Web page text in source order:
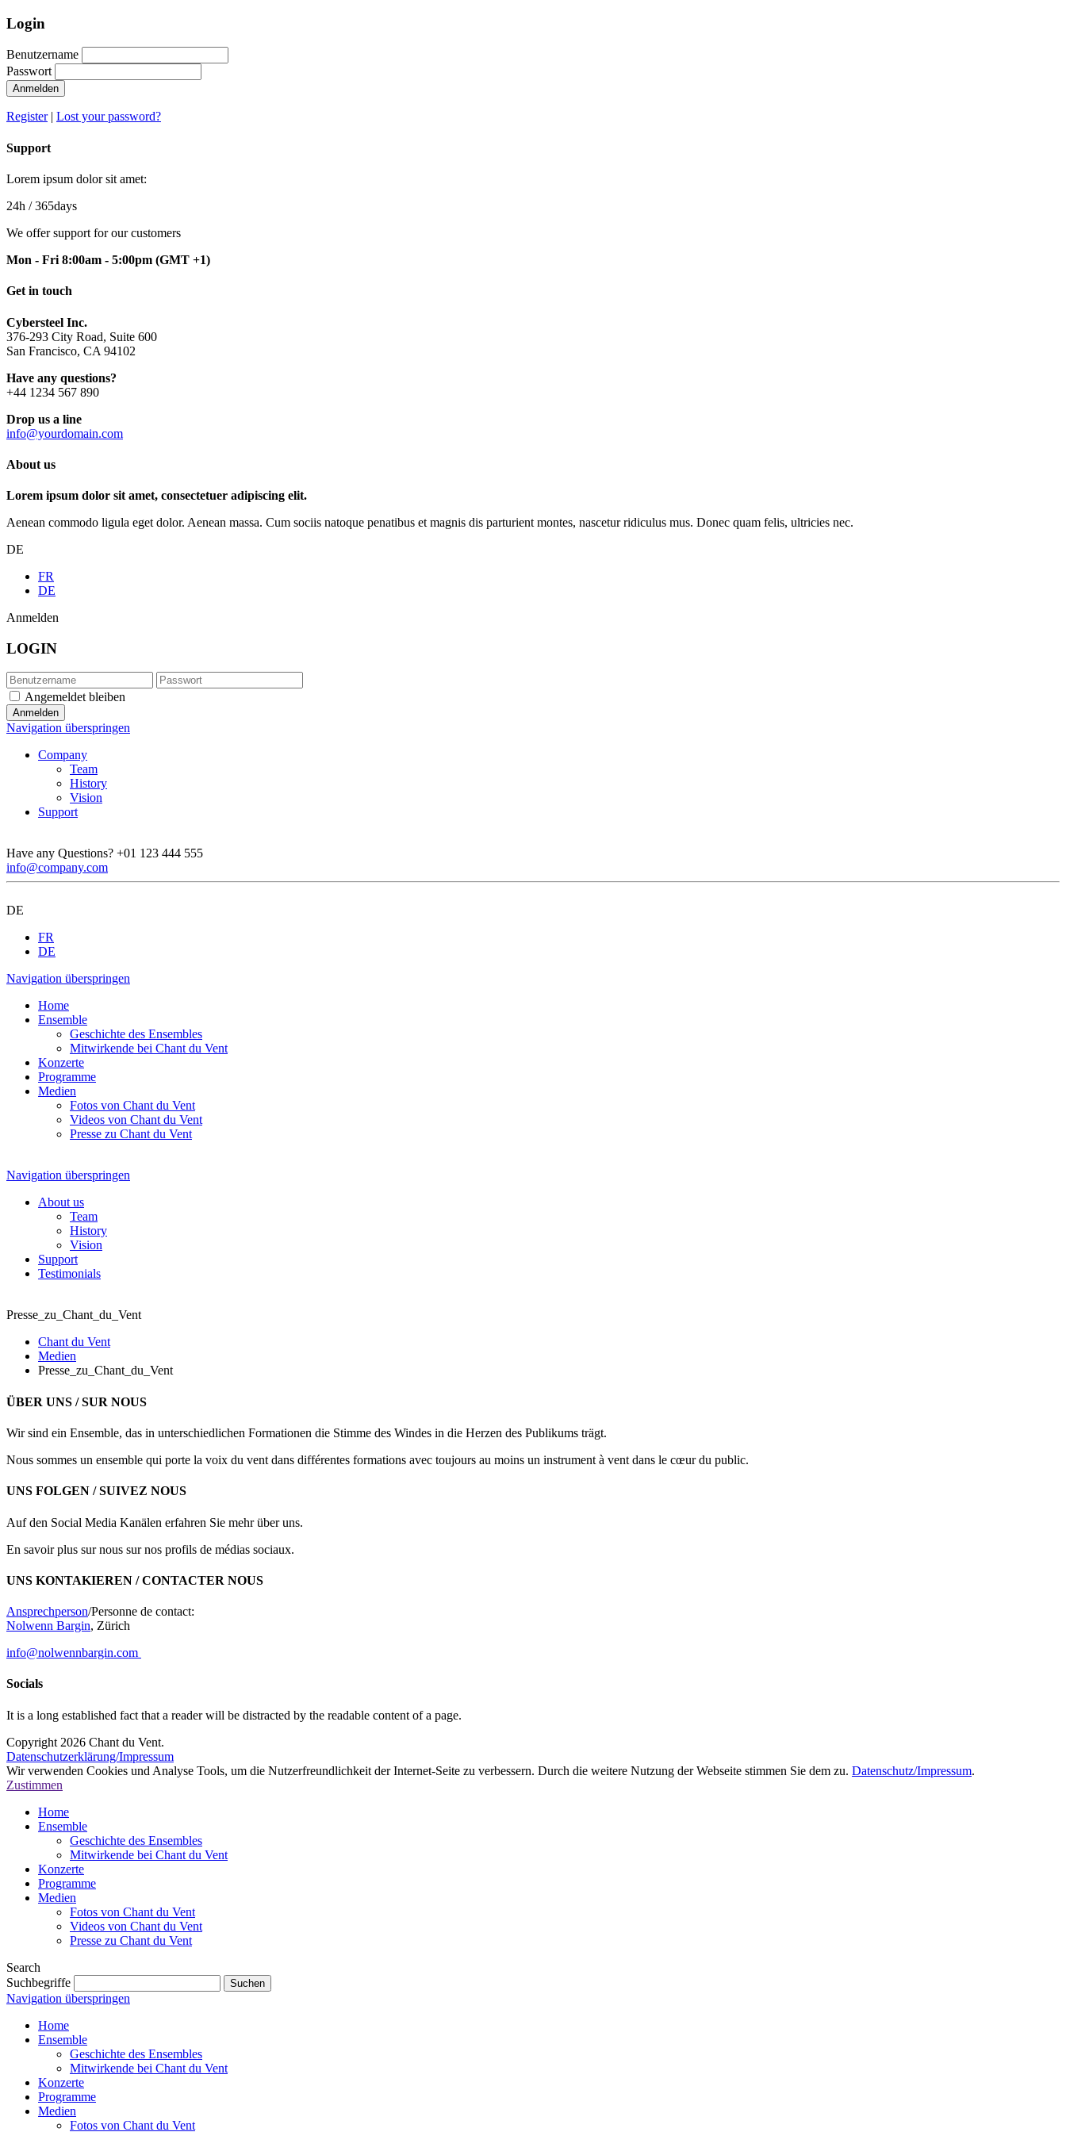
Login
Benutzername
Passwort
Anmelden
Register| Lost your password?
Support
Lorem ipsum dolor sit amet:
24h / 365days
We offer support for our customers
Mon - Fri 8:00am - 5:00pm (GMT +1)
Get in touch
Cybersteel Inc.
376-293 City Road, Suite 600
San Francisco, CA 94102
Have any questions?
+44 1234 567 890
Drop us a line
info@yourdomain.com
About us
Lorem ipsum dolor sit amet, consectetuer adipiscing elit.
Aenean commodo ligula eget dolor. Aenean massa. Cum sociis natoque penatibus et magnis dis parturient montes, nascetur ridiculus mus. Donec quam felis, ultricies nec.
DE
FR
DE
Anmelden
LOGIN
Angemeldet bleiben
Navigation überspringen
Company
Team
History
Vision
Support
Have any Questions? +01 123 444 555
info@company.com
DE
FR
DE
Navigation überspringen
Home
Ensemble
Geschichte des Ensembles
Mitwirkende bei Chant du Vent
Konzerte
Programme
Medien
Fotos von Chant du Vent
Videos von Chant du Vent
Presse zu Chant du Vent
Navigation überspringen
About us
Team
History
Vision
Support
Testimonials
Presse_zu_Chant_du_Vent
Chant du Vent
Medien
Presse_zu_Chant_du_Vent
ÜBER UNS / SUR NOUS
Wir sind ein Ensemble, das in unterschiedlichen Formationen die Stimme des Windes in die Herzen des Publikums trägt.
Nous sommes un ensemble qui porte la voix du vent dans différentes formations avec toujours au moins un instrument à vent dans le cœur du public.
UNS FOLGEN / SUIVEZ NOUS
Auf den Social Media Kanälen erfahren Sie mehr über uns.
En savoir plus sur nous sur nos profils de médias sociaux.
UNS KONTAKIEREN / CONTACTER NOUS
Ansprechperson/Personne de contact:
Nolwenn Bargin, Zürich
info@nolwennbargin.com
Socials
It is a long established fact that a reader will be distracted by the readable content of a page.
Copyright 2026 Chant du Vent.
Datenschutzerklärung/Impressum
Wir verwenden Cookies und Analyse Tools, um die Nutzerfreundlichkeit der Internet-Seite zu verbessern. Durch die weitere Nutzung der Webseite stimmen Sie dem zu. Datenschutz/Impressum.
Zustimmen
Home
Ensemble
Geschichte des Ensembles
Mitwirkende bei Chant du Vent
Konzerte
Programme
Medien
Fotos von Chant du Vent
Videos von Chant du Vent
Presse zu Chant du Vent
Search
Suchbegriffe
Navigation überspringen
Home
Ensemble
Geschichte des Ensembles
Mitwirkende bei Chant du Vent
Konzerte
Programme
Medien
Fotos von Chant du Vent